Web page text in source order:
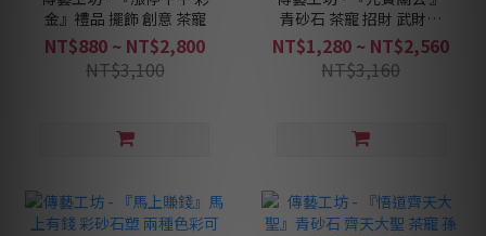
金』禮品 擺飾 創意 茶寵
NT$880 ~ NT$2,800
NT$3,100
青砂石 茶寵 招財 武財神
擺飾
NT$1,280 ~ NT$2,560
NT$3,160